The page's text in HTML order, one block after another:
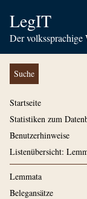
LegIT
Der volkssprachige
Suche
Startseite
Statistiken zum
Benutzerhinweise
Listenübersicht:
Lemmata
Belegansätze